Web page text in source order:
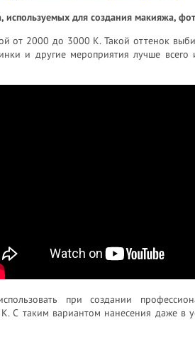
используемых для создания макияжа,
от 2000 до 3000 К. Такой оттенок
и другие мероприятия лучше всего
при создании
С таким вариантом нанесения даже в